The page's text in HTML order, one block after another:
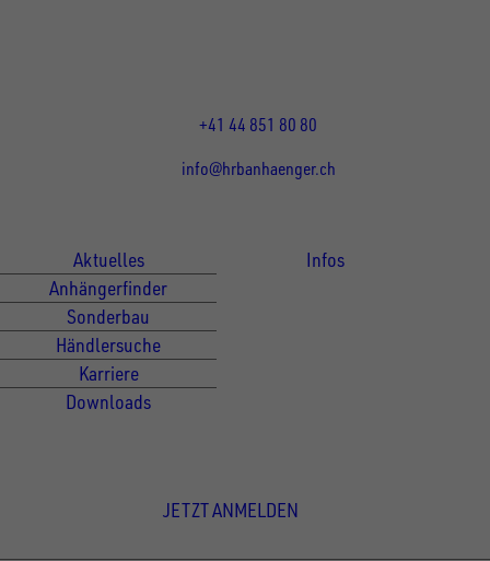
+41 44 851 80 80
info@hrbanhaenger.ch
Aktuelles
Anhängerfinder
Sonderbau
Händlersuche
Karriere
Downloads
Infos
JETZT ANMELDEN